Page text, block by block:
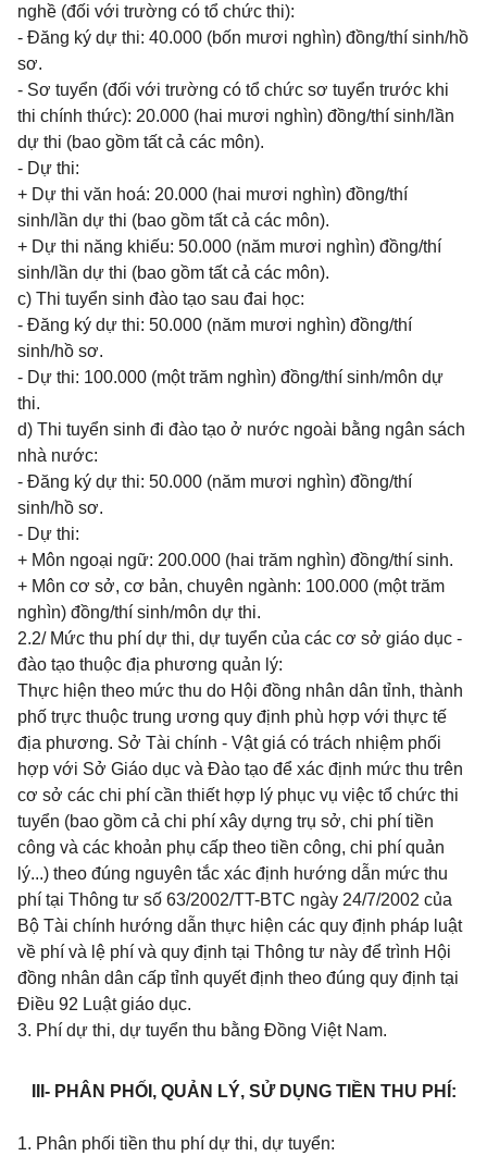
nghề (đối với trường có tổ chức thi):
- Đăng ký dự thi: 40.000 (bốn mươi nghìn) đồng/thí sinh/hồ
sơ.
- Sơ tuyển (đối với trường có tổ chức sơ tuyển trước khi
thi chính thức): 20.000 (hai mươi nghìn) đồng/thí sinh/lần
dự thi (bao gồm tất cả các môn).
- Dự thi:
+ Dự thi văn hoá: 20.000 (hai mươi nghìn) đồng/thí
sinh/lần dự thi (bao gồm tất cả các môn).
+ Dự thi năng khiếu: 50.000 (năm mươi nghìn) đồng/thí
sinh/lần dự thi (bao gồm tất cả các môn).
c) Thi tuyển sinh đào tạo sau đai học:
- Đăng ký dự thi: 50.000 (năm mươi nghìn) đồng/thí
sinh/hồ sơ.
- Dự thi: 100.000 (một trăm nghìn) đồng/thí sinh/môn dự
thi.
d) Thi tuyển sinh đi đào tạo ở nước ngoài bằng ngân sách
nhà nước:
- Đăng ký dự thi: 50.000 (năm mươi nghìn) đồng/thí
sinh/hồ sơ.
- Dự thi:
+ Môn ngoại ngữ: 200.000 (hai trăm nghìn) đồng/thí sinh.
+ Môn cơ sở, cơ bản, chuyên ngành: 100.000 (một trăm
nghìn) đồng/thí sinh/môn dự thi.
2.2/ Mức thu phí dự thi, dự tuyển của các cơ sở giáo dục -
đào tạo thuộc địa phương quản lý:
Thực hiện theo mức thu do Hội đồng nhân dân tỉnh, thành
phố trực thuộc trung ương quy định phù hợp với thực tế
địa phương. Sở Tài chính - Vật giá có trách nhiệm phối
hợp với Sở Giáo dục và Đào tạo để xác định mức thu trên
cơ sở các chi phí cần thiết hợp lý phục vụ việc tổ chức thi
tuyển (bao gồm cả chi phí xây dựng trụ sở, chi phí tiền
công và các khoản phụ cấp theo tiền công, chi phí quản
lý...) theo đúng nguyên tắc xác định hướng dẫn mức thu
phí tại Thông tư số 63/2002/TT-BTC ngày 24/7/2002 của
Bộ Tài chính hướng dẫn thực hiện các quy định pháp luật
về phí và lệ phí và quy định tại Thông tư này để trình Hội
đồng nhân dân cấp tỉnh quyết định theo đúng quy định tại
Điều 92 Luật giáo dục.
3. Phí dự thi, dự tuyển thu bằng Đồng Việt Nam.
III- PHÂN PHỐI, QUẢN LÝ, SỬ DỤNG TIỀN THU PHÍ:
1. Phân phối tiền thu phí dự thi, dự tuyển: